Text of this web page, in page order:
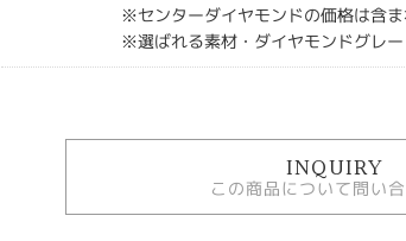
※センターダイヤモンドの価格は含ま
※選ばれる素材・ダイヤモンドグレー
INQUIRY
この商品について問い